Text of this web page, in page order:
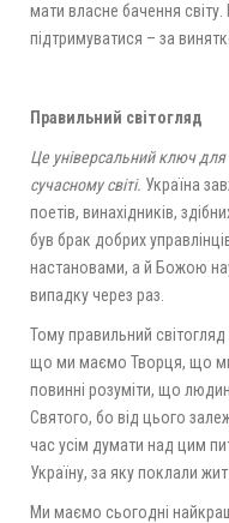
мати власне бачення
підтримуватися – за
Правильний світогляд
Це універсальний ключ
сучасному світі. Україна
поетів, винахідників,
був брак добрих
настановами, а й Божою
випадку через раз.
Тому правильний
що ми маємо Творця, що
повинні розуміти, що
Святого, бо від цього
час усім думати над цим
Україну, за яку поклали
Ми маємо сьогодні